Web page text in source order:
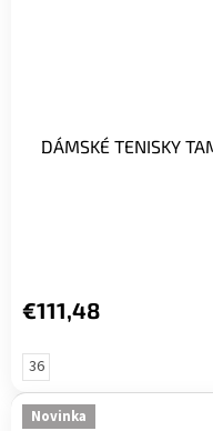
DÁMSKÉ TENISKY
€111,48
36
Novinka